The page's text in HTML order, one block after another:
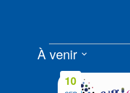
À venir
Sélectionnez
List 10